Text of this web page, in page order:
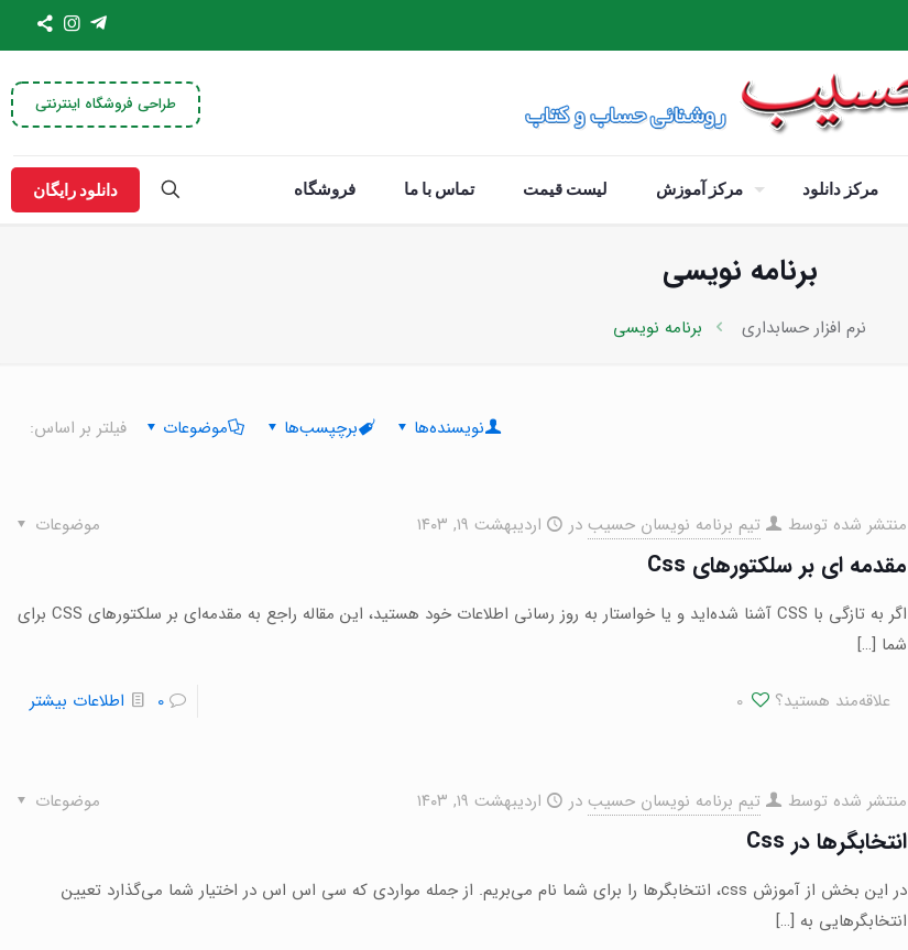
طراحی فروشگاه اینترنتی
مرکز دانلود مرکز آموزش لیست قیمت تماس با ما فروشگاه دانلود رایگان
برنامه نویسی
نرم افزار حسابداری برنامه نویسی
فیلتر بر اساس: موضوعات برچپسب‌ها نویسنده‌ها
منتشر شده توسط تیم برنامه نویسان حسیب در اردیبهشت ۱۹, ۱۴۰۳ موضوعات
مقدمه ای بر سلکتورهای Css
اگر به تازگی با CSS آشنا شده‌اید و یا خواستار به روز رسانی اطلاعات خود هستید، این مقاله راجع به مقدمه‌ای بر سلکتورهای CSS برای
شما […]
علاقه‌مند هستید؟ 0
0 اطلاعات بیشتر
منتشر شده توسط تیم برنامه نویسان حسیب در اردیبهشت ۱۹, ۱۴۰۳ موضوعات
انتخابگرها در Css
در این بخش از آموزش css، انتخابگرها را برای شما نام می‌بریم. از جمله مواردی که سی اس اس در اختیار شما می‌گذارد تعیین
انتخابگرهایی به […]